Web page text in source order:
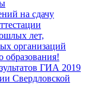
на сдачу
лет,
организаций
образования!
ГИА 2019
Свердловской